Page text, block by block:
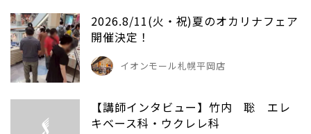
2026.8/11(火・祝)夏のオカリナフェア
開催決定！
イオンモール札幌平岡店
【講師インタビュー】竹内 聡 エレ
キベース科・ウクレレ科